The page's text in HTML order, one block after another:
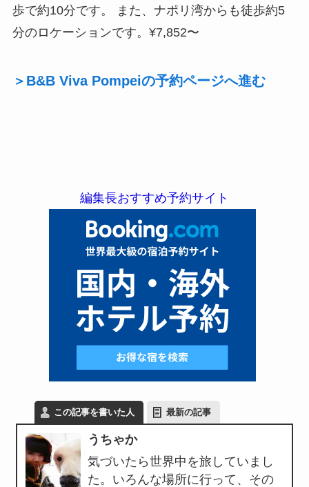
歩で約10分です。 また、ナポリ湾からも徒歩約5
分のロケーションです。¥7,852〜
＞B&B Viva Pompeiの予約ページへ進む
編集長おすすめ予約サイト
この記事を書いた人 最新の記事
うちゃか
気づいたら世界中を旅していまし
た。いろんな場所に行って、その